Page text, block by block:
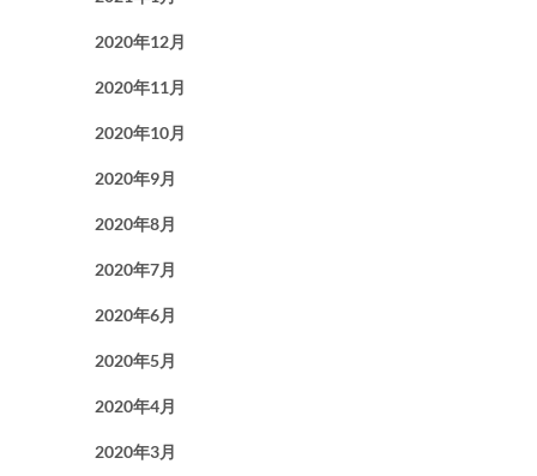
2020年12月
2020年11月
2020年10月
2020年9月
2020年8月
2020年7月
2020年6月
2020年5月
2020年4月
2020年3月